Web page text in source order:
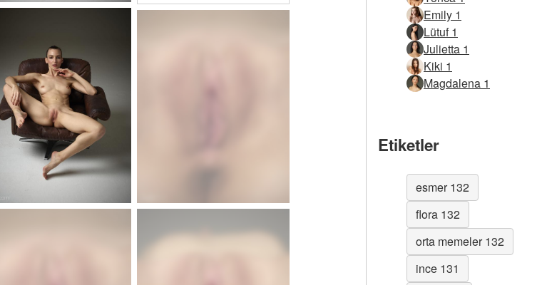
Emily 1
Lütuf 1
Julietta 1
Kiki 1
Magdalena 1
Etiketler
esmer 132
flora 132
orta memeler 132
ince 131